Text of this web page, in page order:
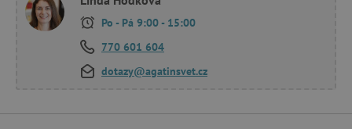
Po - Pá 9:00 - 15:00
770 601 604
dotazy@agatinsvet.cz